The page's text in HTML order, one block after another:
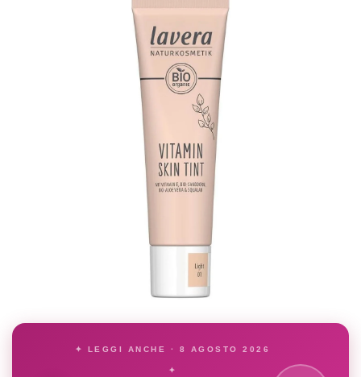
✦ LEGGI ANCHE · 8 AGOSTO 2026
✦